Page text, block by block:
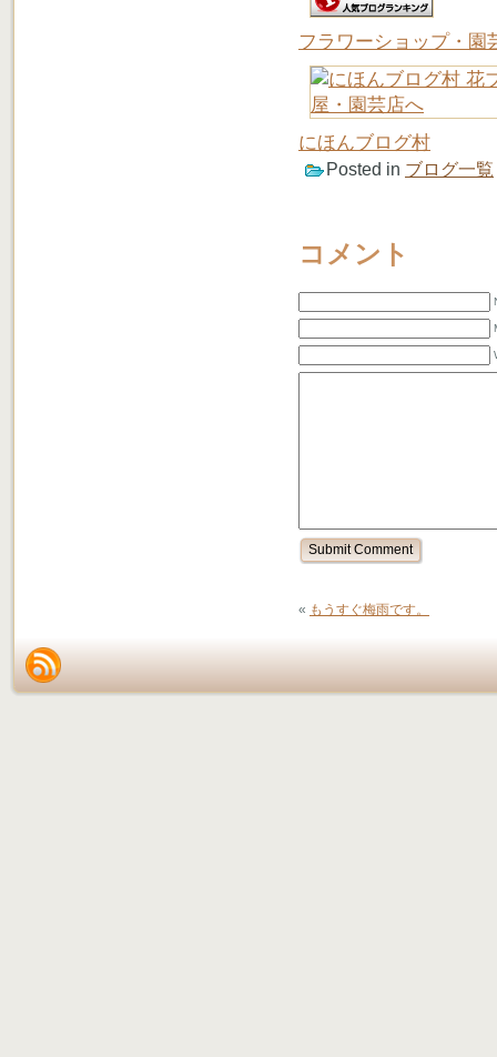
フラワーショップ・園
にほんブログ村
Posted in ブログ一覧
コメント
« もうすぐ梅雨です。